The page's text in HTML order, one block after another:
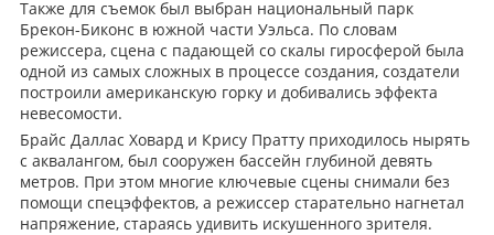
Также для съемок был выбран национальный парк
Брекон-Биконс в южной части Уэльса. По словам
режиссера, сцена с падающей со скалы гиросферой была
одной из самых сложных в процессе создания, создатели
построили американскую горку и добивались эффекта
невесомости.
Брайс Даллас Ховард и Крису Пратту приходилось нырять
с аквалангом, был сооружен бассейн глубиной девять
метров. При этом многие ключевые сцены снимали без
помощи спецэффектов, а режиссер старательно нагнетал
напряжение, стараясь удивить искушенного зрителя.